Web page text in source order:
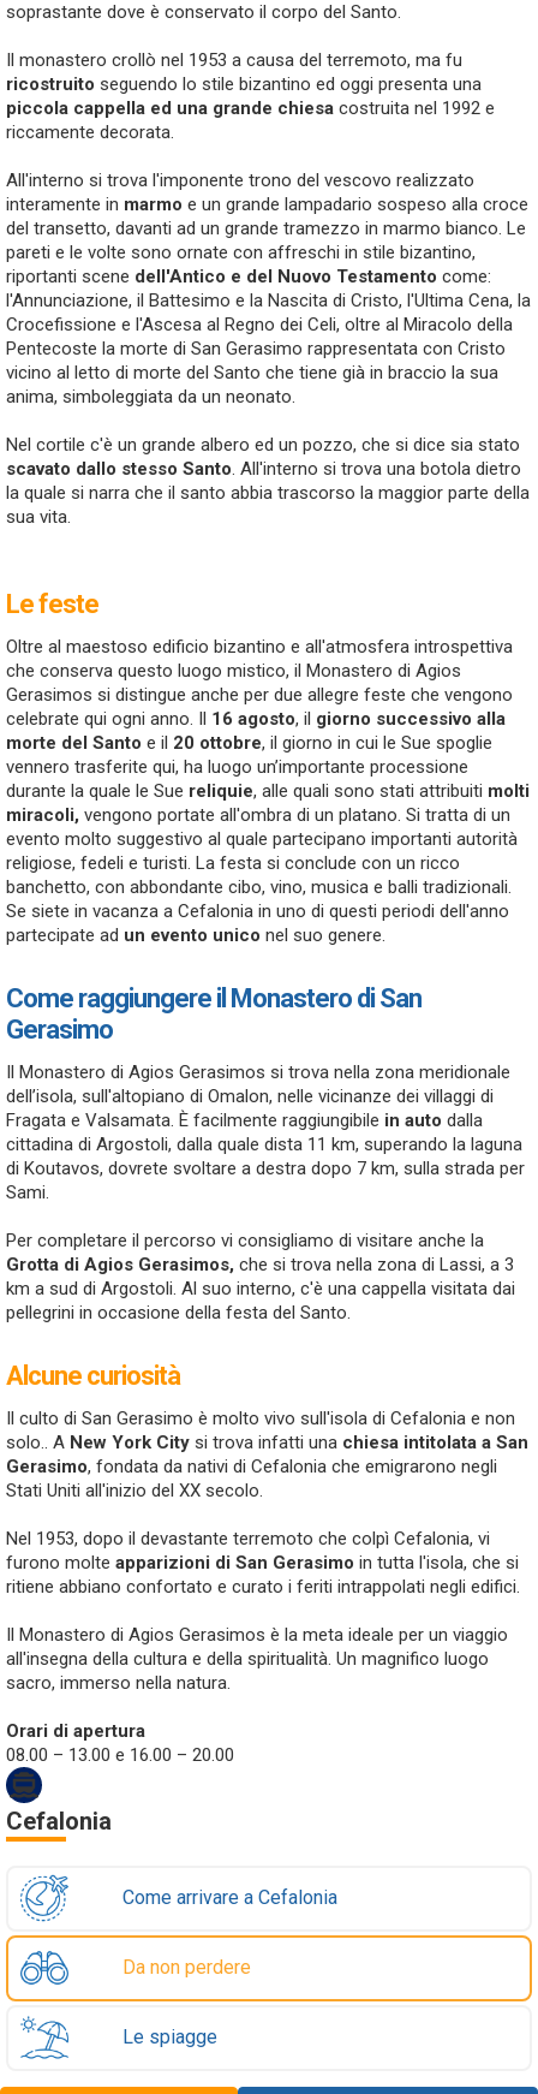
soprastante dove è conservato il corpo del Santo.
Il monastero crollò nel 1953 a causa del terremoto, ma fu
ricostruito seguendo lo stile bizantino ed oggi presenta una
piccola cappella ed una grande chiesa costruita nel 1992 e
riccamente decorata.
All'interno si trova l'imponente trono del vescovo realizzato
interamente in marmo e un grande lampadario sospeso alla croce
del transetto, davanti ad un grande tramezzo in marmo bianco. Le
pareti e le volte sono ornate con affreschi in stile bizantino,
riportanti scene dell'Antico e del Nuovo Testamento come:
l'Annunciazione, il Battesimo e la Nascita di Cristo, l'Ultima Cena, la
Crocefissione e l'Ascesa al Regno dei Celi, oltre al Miracolo della
Pentecoste la morte di San Gerasimo rappresentata con Cristo
vicino al letto di morte del Santo che tiene già in braccio la sua
anima, simboleggiata da un neonato.
Nel cortile c'è un grande albero ed un pozzo, che si dice sia stato
scavato dallo stesso Santo. All'interno si trova una botola dietro
la quale si narra che il santo abbia trascorso la maggior parte della
sua vita.
Le feste
Oltre al maestoso edificio bizantino e all'atmosfera introspettiva
che conserva questo luogo mistico, il Monastero di Agios
Gerasimos si distingue anche per due allegre feste che vengono
celebrate qui ogni anno. Il 16 agosto, il giorno successivo alla
morte del Santo e il 20 ottobre, il giorno in cui le Sue spoglie
vennero trasferite qui, ha luogo un’importante processione
durante la quale le Sue reliquie, alle quali sono stati attribuiti molti
miracoli, vengono portate all'ombra di un platano. Si tratta di un
evento molto suggestivo al quale partecipano importanti autorità
religiose, fedeli e turisti. La festa si conclude con un ricco
banchetto, con abbondante cibo, vino, musica e balli tradizionali.
Se siete in vacanza a Cefalonia in uno di questi periodi dell'anno
partecipate ad un evento unico nel suo genere.
Come raggiungere il Monastero di San
Gerasimo
Il Monastero di Agios Gerasimos si trova nella zona meridionale
dell’isola, sull'altopiano di Omalon, nelle vicinanze dei villaggi di
Fragata e Valsamata. È facilmente raggiungibile in auto dalla
cittadina di Argostoli, dalla quale dista 11 km, superando la laguna
di Koutavos, dovrete svoltare a destra dopo 7 km, sulla strada per
Sami.
Per completare il percorso vi consigliamo di visitare anche la
Grotta di Agios Gerasimos, che si trova nella zona di Lassi, a 3
km a sud di Argostoli. Al suo interno, c'è una cappella visitata dai
pellegrini in occasione della festa del Santo.
Alcune curiosità
Il culto di San Gerasimo è molto vivo sull'isola di Cefalonia e non
solo.. A New York City si trova infatti una chiesa intitolata a San
Gerasimo, fondata da nativi di Cefalonia che emigrarono negli
Stati Uniti all'inizio del XX secolo.
Nel 1953, dopo il devastante terremoto che colpì Cefalonia, vi
furono molte apparizioni di San Gerasimo in tutta l'isola, che si
ritiene abbiano confortato e curato i feriti intrappolati negli edifici.
Il Monastero di Agios Gerasimos è la meta ideale per un viaggio
all'insegna della cultura e della spiritualità. Un magnifico luogo
sacro, immerso nella natura.
Orari di apertura
08.00 – 13.00 e 16.00 – 20.00
Cefalonia
Come arrivare a Cefalonia
Da non perdere
Le spiagge